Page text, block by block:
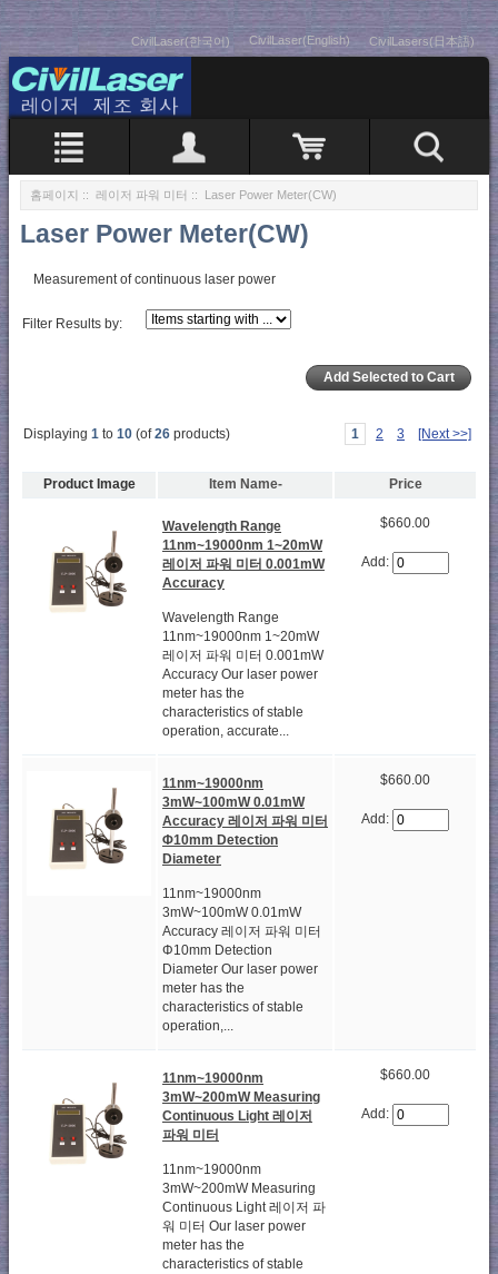
CivilLaser(한국어) CivilLaser(English) CivilLasers(日本語)
홈페이지 :: 레이저 파워 미터 :: Laser Power Meter(CW)
Laser Power Meter(CW)
Measurement of continuous laser power
Filter Results by:
Displaying 1 to 10 (of26 products) 1 2 3 [Next >>]
Product Image Item Name- Price
Wavelength Range
11nm~19000nm 1~20mW
레이저 파워 미터 0.001mW
Accuracy
Wavelength Range
11nm~19000nm 1~20mW
레이저 파워 미터 0.001mW
Accuracy Our laser power
meter has the
characteristics of stable
operation, accurate...
$660.00
Add:
11nm~19000nm
3mW~100mW 0.01mW
Accuracy 레이저 파워 미터
Φ10mm Detection
Diameter
11nm~19000nm
3mW~100mW 0.01mW
Accuracy 레이저 파워 미터
Φ10mm Detection
Diameter Our laser power
meter has the
characteristics of stable
operation,...
$660.00
Add:
11nm~19000nm
3mW~200mW Measuring
Continuous Light 레이저
파워 미터
11nm~19000nm
3mW~200mW Measuring
Continuous Light 레이저 파
워 미터 Our laser power
meter has the
characteristics of stable
$660.00
Add: